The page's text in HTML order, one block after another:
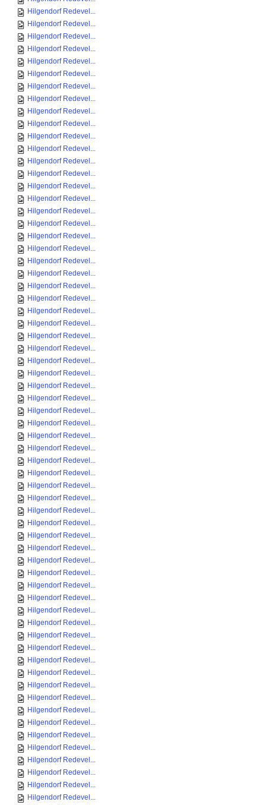
Hilgendorf Redevel...
Hilgendorf Redevel...
Hilgendorf Redevel...
Hilgendorf Redevel...
Hilgendorf Redevel...
Hilgendorf Redevel...
Hilgendorf Redevel...
Hilgendorf Redevel...
Hilgendorf Redevel...
Hilgendorf Redevel...
Hilgendorf Redevel...
Hilgendorf Redevel...
Hilgendorf Redevel...
Hilgendorf Redevel...
Hilgendorf Redevel...
Hilgendorf Redevel...
Hilgendorf Redevel...
Hilgendorf Redevel...
Hilgendorf Redevel...
Hilgendorf Redevel...
Hilgendorf Redevel...
Hilgendorf Redevel...
Hilgendorf Redevel...
Hilgendorf Redevel...
Hilgendorf Redevel...
Hilgendorf Redevel...
Hilgendorf Redevel...
Hilgendorf Redevel...
Hilgendorf Redevel...
Hilgendorf Redevel...
Hilgendorf Redevel...
Hilgendorf Redevel...
Hilgendorf Redevel...
Hilgendorf Redevel...
Hilgendorf Redevel...
Hilgendorf Redevel...
Hilgendorf Redevel...
Hilgendorf Redevel...
Hilgendorf Redevel...
Hilgendorf Redevel...
Hilgendorf Redevel...
Hilgendorf Redevel...
Hilgendorf Redevel...
Hilgendorf Redevel...
Hilgendorf Redevel...
Hilgendorf Redevel...
Hilgendorf Redevel...
Hilgendorf Redevel...
Hilgendorf Redevel...
Hilgendorf Redevel...
Hilgendorf Redevel...
Hilgendorf Redevel...
Hilgendorf Redevel...
Hilgendorf Redevel...
Hilgendorf Redevel...
Hilgendorf Redevel...
Hilgendorf Redevel...
Hilgendorf Redevel...
Hilgendorf Redevel...
Hilgendorf Redevel...
Hilgendorf Redevel...
Hilgendorf Redevel...
Hilgendorf Redevel...
Hilgendorf Redevel...